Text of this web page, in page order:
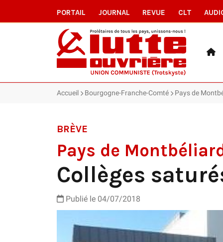
PORTAIL JOURNAL REVUE CLT
Accueil Bourgogne-Franche-Comté Pays de
BRÈVE
Pays de
Collèges
Publié le 04/07/2018